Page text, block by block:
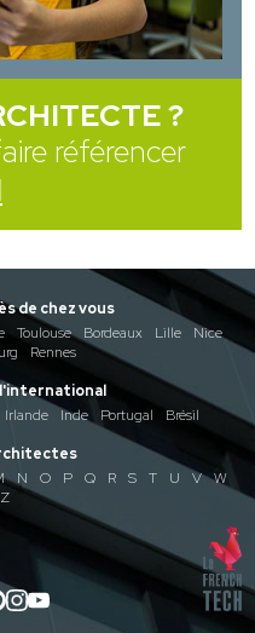
?
référencer
de chez vous
Toulouse Bordeaux Lille
Nice
Rennes
Irlande Inde Portugal
Brésil
N O P Q R S T U V
W
Z